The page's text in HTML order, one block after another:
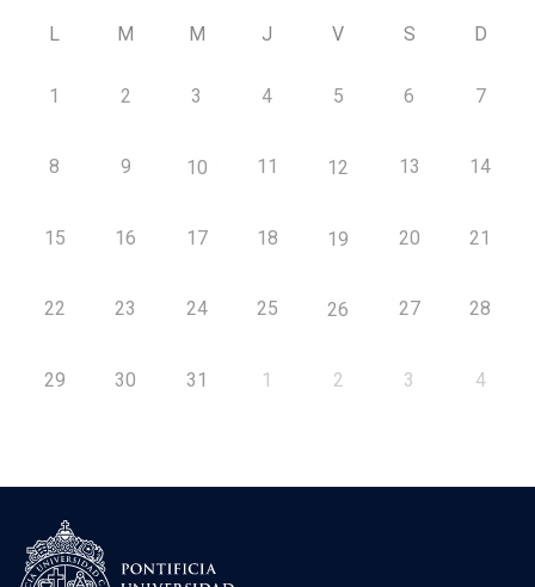
L M M J V S D
1 2 3 4 5 6 7
8 9 10 11 12 13 14
15 16 17 18 19 20 21
22 23 24 25 26 27 28
29 30 31 1 2 3 4